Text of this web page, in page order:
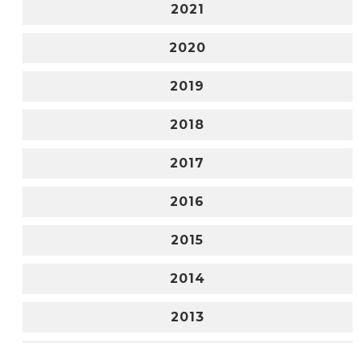
2021
2020
2019
2018
2017
2016
2015
2014
2013